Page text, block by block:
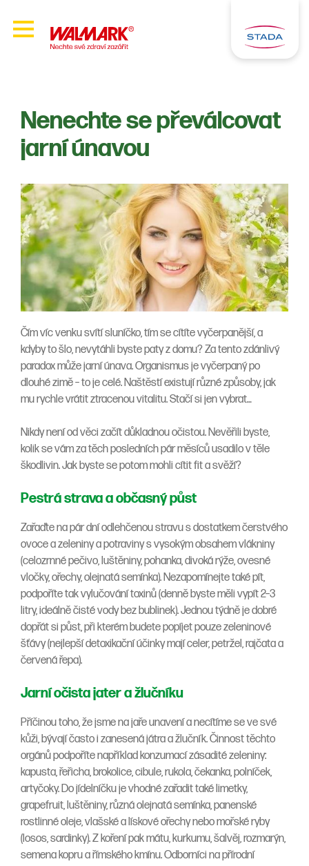
Nenechte se převálcovat
jarní únavou
Čím víc venku svítí sluníčko, tím se cítíte vyčerpanější, a
kdyby to šlo, nevytáhli byste paty z domu? Za tento zdánlivý
paradox může jarní únava. Organismus je vyčerpaný po
dlouhé zimě – to je celé. Naštěstí existují různé způsoby, jak
mu rychle vrátit ztracenou vitalitu. Stačí si jen vybrat…
Nikdy není od věci začít důkladnou očistou. Nevěřili byste,
kolik se vám za těch posledních pár měsíců usadilo v těle
škodlivin. Jak byste se potom mohli cítit fit a svěží?
Pestrá strava a občasný půst
Zařaďte na pár dní odlehčenou stravu s dostatkem čerstvého
ovoce a zeleniny a potraviny s vysokým obsahem vlákniny
(celozrnné pečivo, luštěniny, pohanka, divoká rýže, ovesné
vločky, ořechy, olejnatá semínka). Nezapomínejte také pít,
podpoříte tak vylučování toxinů (denně byste měli vypít 2–3
litry, ideálně čisté vody bez bublinek). Jednou týdně je dobré
dopřát si půst, při kterém budete popíjet pouze zeleninové
šťávy (nejlepší detoxikační účinky mají celer, petržel, rajčata a
červená řepa).
Jarní očista jater a žlučníku
Příčinou toho, že jsme na jaře unavení a necítíme se ve své
kůži, bývají často i zanesená játra a žlučník. Činnost těchto
orgánů podpoříte například konzumací zásadité zeleniny:
kapusta, řeřicha, brokolice, cibule, rukola, čekanka, polníček,
artyčoky. Do jídelníčku je vhodné zařadit také limetky,
grapefruit, luštěniny, různá olejnatá semínka, panenské
rostlinné oleje, vlašské a lískové ořechy nebo mořské ryby
(losos, sardinky). Z koření pak mátu, kurkumu, šalvěj, rozmarýn,
semena kopru a římského kmínu. Odborníci na přírodní